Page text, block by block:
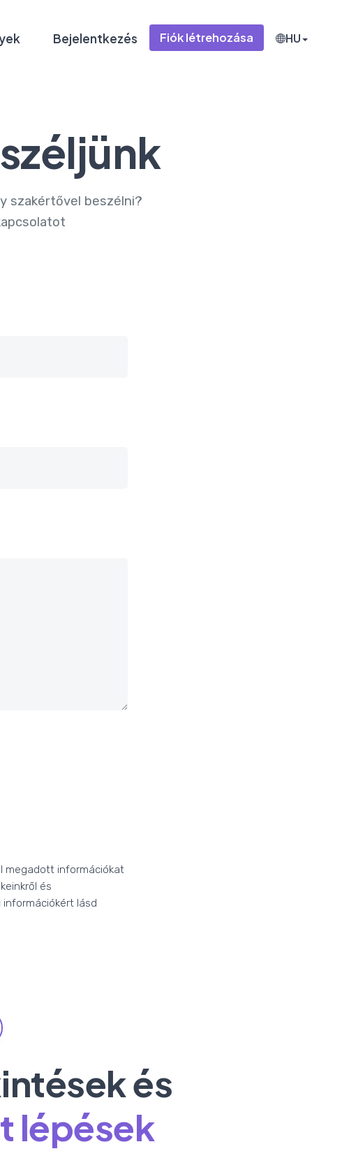
Bejelentkezés Fiók létrehozása HU
szakértővel beszélni?
megadott információkat
és
információkért lásd
és
lépések